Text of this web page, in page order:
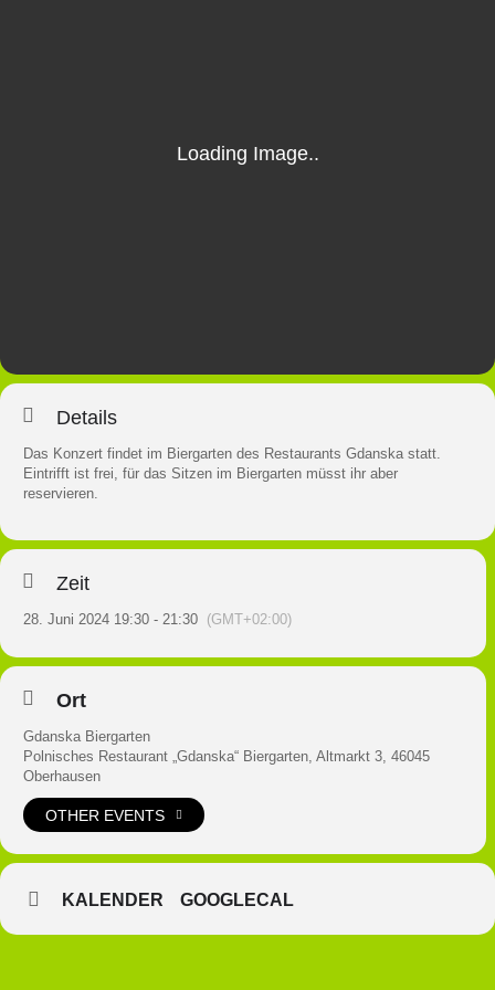
Details
Das Konzert findet im Biergarten des Restaurants Gdanska statt.
Eintrifft ist frei, für das Sitzen im Biergarten müsst ihr aber
reservieren.
Zeit
28. Juni 2024 19:30 - 21:30 (GMT+02:00)
Ort
Gdanska Biergarten
Polnisches Restaurant „Gdanska“ Biergarten, Altmarkt 3, 46045
Oberhausen
OTHER EVENTS
KALENDER GOOGLECAL